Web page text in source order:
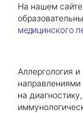
На нашем
медицинского
Аллергология
на
Даю
данныхи
Даю
данныхи